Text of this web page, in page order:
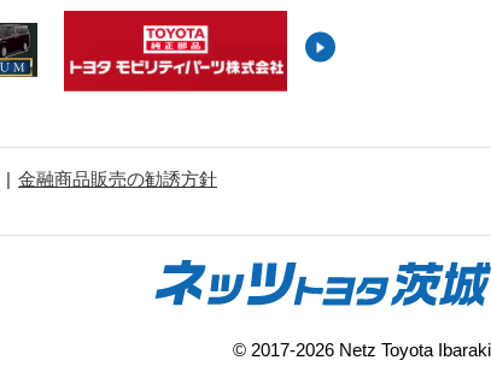
金融商品販売の勧誘方針
© 2017-2026 Netz Toyota Ibaraki